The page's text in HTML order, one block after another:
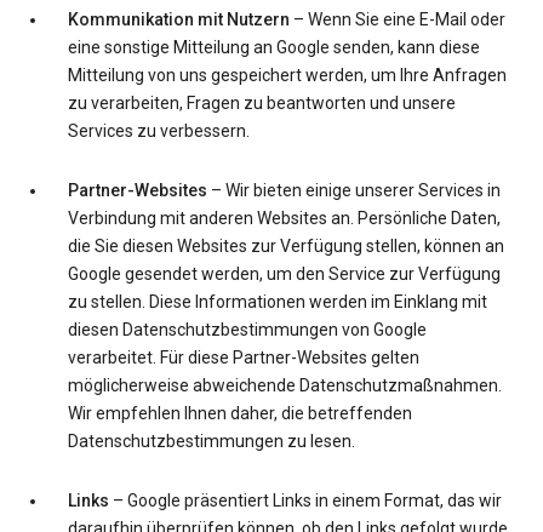
Kommunikation mit Nutzern – Wenn Sie eine E-Mail oder
eine sonstige Mitteilung an Google senden, kann diese
Mitteilung von uns gespeichert werden, um Ihre Anfragen
zu verarbeiten, Fragen zu beantworten und unsere
Services zu verbessern.
Partner-Websites – Wir bieten einige unserer Services in
Verbindung mit anderen Websites an. Persönliche Daten,
die Sie diesen Websites zur Verfügung stellen, können an
Google gesendet werden, um den Service zur Verfügung
zu stellen. Diese Informationen werden im Einklang mit
diesen Datenschutzbestimmungen von Google
verarbeitet. Für diese Partner-Websites gelten
möglicherweise abweichende Datenschutzmaßnahmen.
Wir empfehlen Ihnen daher, die betreffenden
Datenschutzbestimmungen zu lesen.
Links – Google präsentiert Links in einem Format, das wir